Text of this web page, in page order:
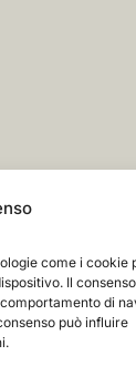
come i cookie
Il
di
può influire